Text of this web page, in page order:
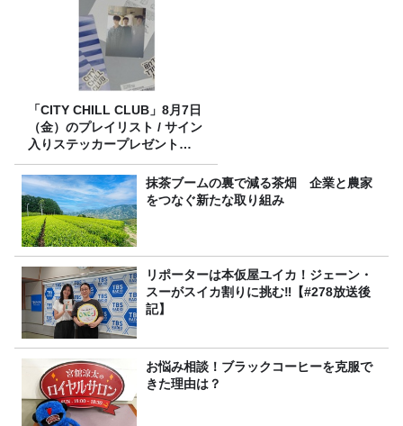
「CITY CHILL CLUB」8月7日
（金）のプレイリスト / サイン
入りステッカープレゼント有
り
抹茶ブームの裏で減る茶畑 企業と農家
をつなぐ新たな取り組み
リポーターは本仮屋ユイカ！ジェーン・
スーがスイカ割りに挑む‼【#278放送後
記】
お悩み相談！ブラックコーヒーを克服で
きた理由は？